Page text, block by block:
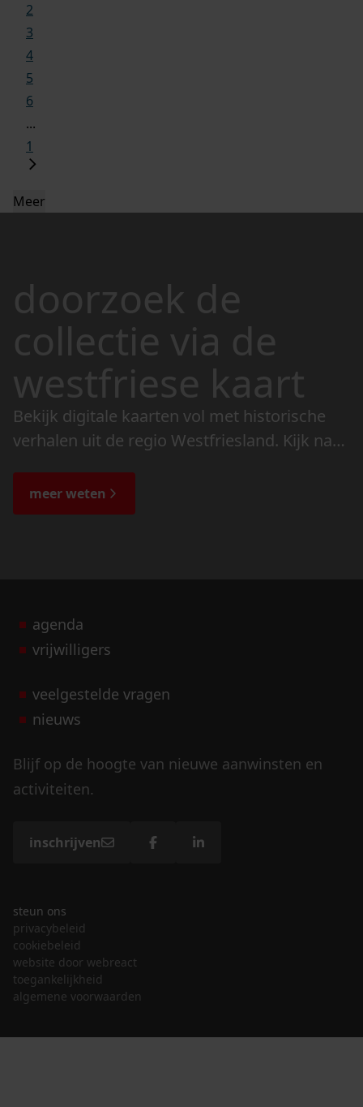
2
3
4
5
6
...
1
Meer
doorzoek de
collectie via de
westfriese kaart
Bekijk digitale kaarten vol met historische
verhalen uit de regio Westfriesland. Kijk naar
de bijzondere verhalen.
meer weten
agenda
vrijwilligers
veelgestelde vragen
nieuws
Blijf op de hoogte van nieuwe aanwinsten en
activiteiten.
inschrijven
steun ons
privacybeleid
cookiebeleid
website door webreact
toegankelijkheid
algemene voorwaarden